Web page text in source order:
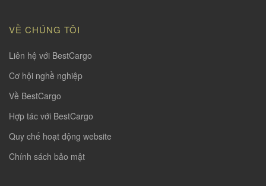
VỀ CHÚNG TÔI
Liên hệ với BestCargo
Cơ hội nghề nghiệp
Về BestCargo
Hợp tác với BestCargo
Quy chế hoạt động website
Chính sách bảo mật